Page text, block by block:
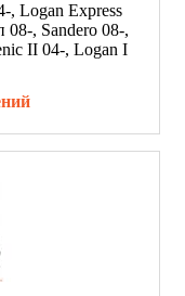
, Logan Express
, Sandero 08-,
II 04-, Logan I